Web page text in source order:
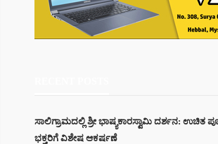
ಸಾಲಿಗ್ರಾಮದಲ್ಲಿ ಶ್ರೀ ಭಾಷ್ಯಕಾರಸ್ವಾಮಿ ದರ್ಶನ: ಉಚಿತ
ಭಕ್ತರಿಗೆ ವಿಶೇಷ ಆಕರ್ಷಣೆ